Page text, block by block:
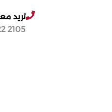
تريد
2105 3122 974+